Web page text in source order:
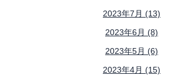
2023年7月 (13)
2023年6月 (8)
2023年5月 (6)
2023年4月 (15)